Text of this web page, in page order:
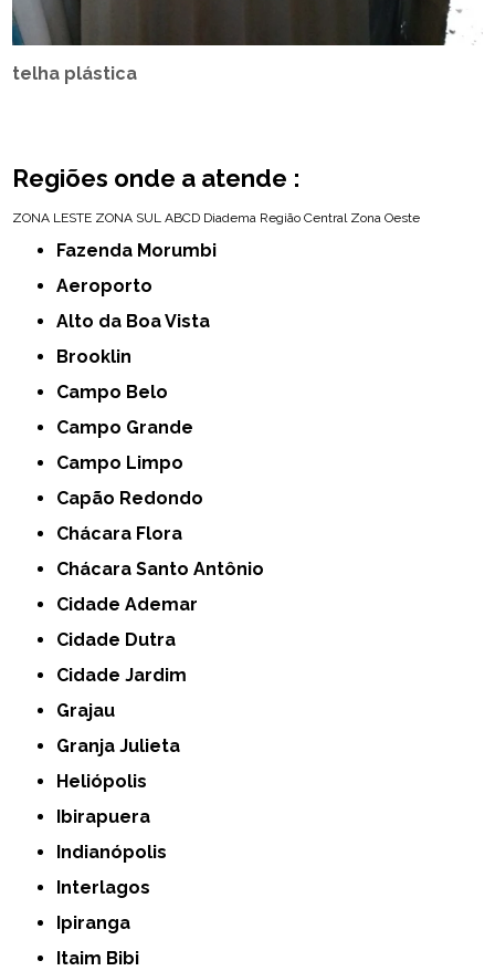
telha plástica
Regiões onde a atende :
ZONA LESTE ZONA SUL ABCD Diadema Região Central Zona Oeste
Fazenda Morumbi
Aeroporto
Alto da Boa Vista
Brooklin
Campo Belo
Campo Grande
Campo Limpo
Capão Redondo
Chácara Flora
Chácara Santo Antônio
Cidade Ademar
Cidade Dutra
Cidade Jardim
Grajau
Granja Julieta
Heliópolis
Ibirapuera
Indianópolis
Interlagos
Ipiranga
Itaim Bibi